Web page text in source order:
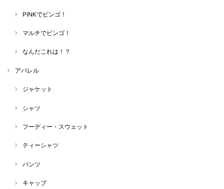
PINKでビンゴ！
マルチでビンゴ！
なんだこれは！？
アパレル
ジャケット
シャツ
フーディー・スウェット
ティーシャツ
パンツ
キャップ